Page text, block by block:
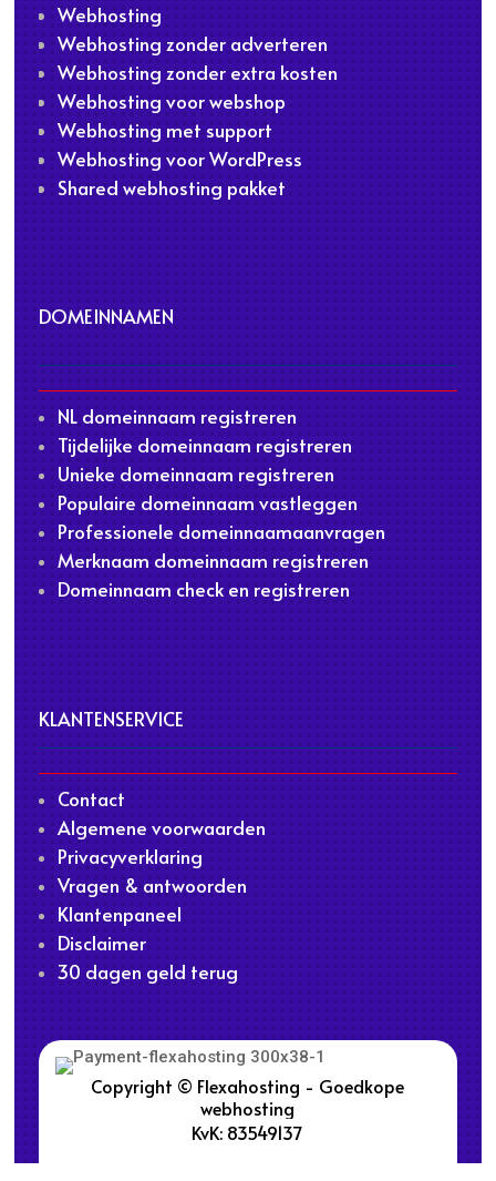
Webhosting
Webhosting zonder adverteren
Webhosting zonder extra kosten
Webhosting voor webshop
Webhosting met support
Webhosting voor WordPress
Shared webhosting pakket
DOMEINNAMEN
NL domeinnaam registreren
Tijdelijke domeinnaam registreren
Unieke domeinnaam registreren
Populaire domeinnaam vastleggen
Professionele domeinnaamaanvragen
Merknaam domeinnaam registreren
Domeinnaam check en registreren
KLANTENSERVICE
Contact
Algemene voorwaarden
Privacyverklaring
Vragen & antwoorden
Klantenpaneel
Disclaimer
30 dagen geld terug
Copyright © Flexahosting - Goedkope
webhosting
KvK: 83549137